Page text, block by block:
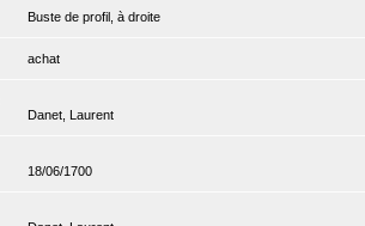
Buste de profil, à droite
achat
Danet, Laurent
18/06/1700